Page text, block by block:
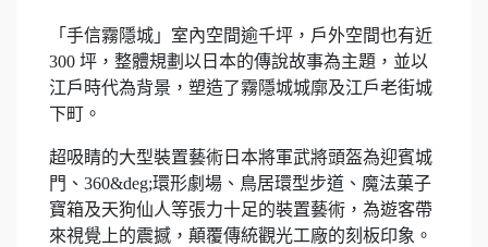
「手信霧隱城」室內空間逾千坪，戶外空間也有近
300 坪，整體規劃以日本的傳說故事為主題，並以
江戶時代為背景，塑造了霧隱城城廓及江戶老街城
下町。
超吸睛的大型裝置藝術日本將軍武將頭盔為迎賓城
門、360&deg;環形劇場、鳥居環型步道、魔法菓子
寶箱及天狗仙人等張力十足的裝置藝術，為遊客帶
來視覺上的震撼，顛覆傳統觀光工廠的刻板印象。